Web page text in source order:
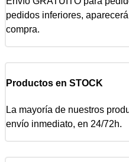
pedidos inferiores,
compra.
Productos en STOCK
La mayoría de nuestros
envío inmediato, en 24/72h.